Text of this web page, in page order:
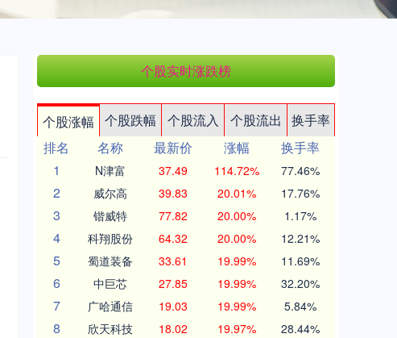
个股实时涨跌榜
个股涨幅 个股跌幅 个股流入 个股流出
换手率
排名
名称 最新价 涨幅
换手率
1
N津富 37.49 114.72% 77.46%
2 威尔高 39.83 20.01% 17.76%
3 锴威特 77.82 20.00% 1.17%
4 科翔股份 64.32 20.00% 12.21%
5 蜀道装备 33.61 19.99% 11.69%
6 中巨芯 27.85 19.99% 32.20%
7 广哈通信 19.03 19.99% 5.84%
8 欣天科技 18.02 19.97% 28.44%